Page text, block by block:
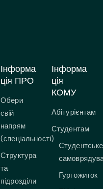
Інформа
ція ПРО
Обери
свій
напрям
(спеціальності)
Структура
та
підрозділи
Інформа
ція
КОМУ
Абітурієнтам
Студентам
Студентське
Гуртожиток